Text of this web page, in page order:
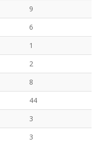
9
6
1
2
8
44
3
3